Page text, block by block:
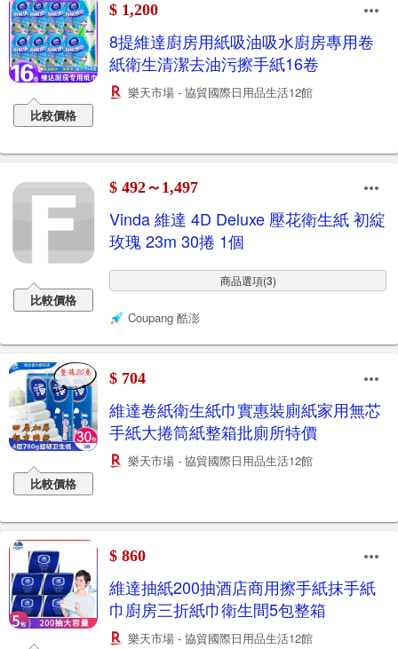
比較價格
$ 1,200
8提維達廚房用紙吸油吸水廚房專用卷
紙衛生清潔去油污擦手紙16卷
樂天市場 - 協貿國際日用品生活12館
比較價格
$ 492～1,497
Vinda 維達 4D Deluxe 壓花衛生紙 初綻
玫瑰 23m 30捲 1個
商品選項(3)
Coupang 酷澎
比較價格
$ 704
維達卷紙衛生紙巾實惠裝廁紙家用無芯
手紙大捲筒紙整箱批廁所特價
樂天市場 - 協貿國際日用品生活12館
$ 860
維達抽紙200抽酒店商用擦手紙抹手紙
巾廚房三折紙巾衛生間5包整箱
樂天市場 - 協貿國際日用品生活12館